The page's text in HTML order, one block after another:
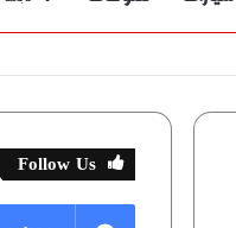
Follow Us